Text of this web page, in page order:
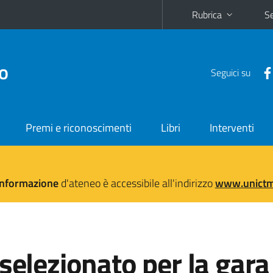
Rubrica
Seguici su
Premi e riconoscimenti Libri Interventi
d'ateneo è accessibile all'indirizzo
per la gara